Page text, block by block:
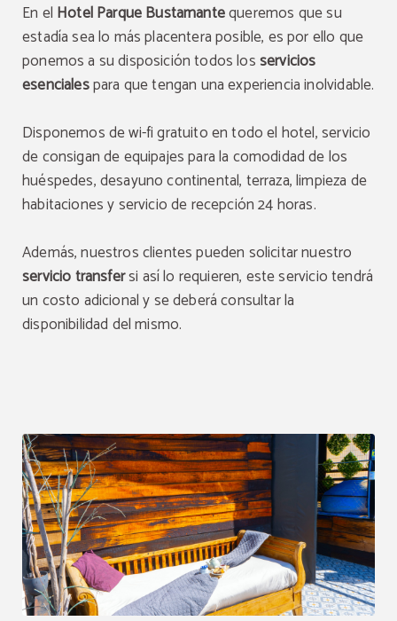
En el Hotel Parque Bustamantequeremos que su
estadía sea lo más placentera posible, es por ello que
ponemos a su disposición todos losservicios
esencialespara que tengan una experiencia inolvidable.
Disponemos de wi-fi gratuito en todo el hotel, servicio
de consigan de equipajes para la comodidad de los
huéspedes, desayuno continental, terraza, limpieza de
habitaciones y servicio de recepción 24 horas.
Además, nuestros clientes pueden solicitar nuestro
servicio transfersi así lo requieren, este servicio tendrá
un costo adicional y se deberá consultar la
disponibilidad del mismo.